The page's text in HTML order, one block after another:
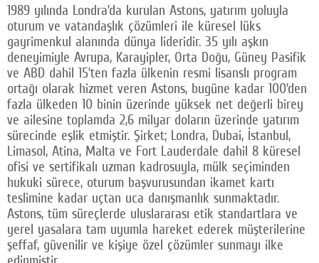
1989 yılında Londra’da kurulan Astons, yatırım yoluyla
oturum ve vatandaşlık çözümleri ile küresel lüks
gayrimenkul alanında dünya lideridir. 35 yılı aşkın
deneyimiyle Avrupa, Karayipler, Orta Doğu, Güney Pasifik
ve ABD dahil 15’ten fazla ülkenin resmi lisanslı program
ortağı olarak hizmet veren Astons, bugüne kadar 100’den
fazla ülkeden 10 binin üzerinde yüksek net değerli birey
ve ailesine toplamda 2,6 milyar doların üzerinde yatırım
sürecinde eşlik etmiştir. Şirket; Londra, Dubai, İstanbul,
Limasol, Atina, Malta ve Fort Lauderdale dahil 8 küresel
ofisi ve sertifikalı uzman kadrosuyla, mülk seçiminden
hukuki sürece, oturum başvurusundan ikamet kartı
teslimine kadar uçtan uca danışmanlık sunmaktadır.
Astons, tüm süreçlerde uluslararası etik standartlara ve
yerel yasalara tam uyumla hareket ederek müşterilerine
şeffaf, güvenilir ve kişiye özel çözümler sunmayı ilke